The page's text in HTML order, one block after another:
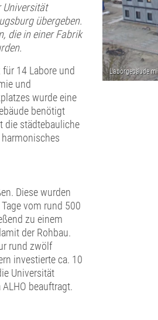
Universität
übergeben.
die in einer Fabrik
14 Labore und
und
wurde eine
benötigt
die städtebauliche
Diese wurden
vom rund 500
zu einem
der Rohbau.
rund zwölf
investierte ca. 10
Universität
beauftragt.